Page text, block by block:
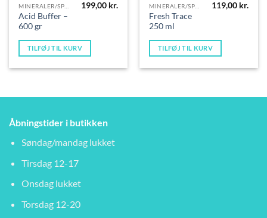
Acid Buffer –
600 gr
199,00 kr.
TILFØJ TIL KURV
Fresh Trace
250 ml
119,00 kr.
TILFØJ TIL KURV
Åbningstider i butikken
Søndag/mandag lukket
Tirsdag 12-17
Onsdag lukket
Torsdag 12-20